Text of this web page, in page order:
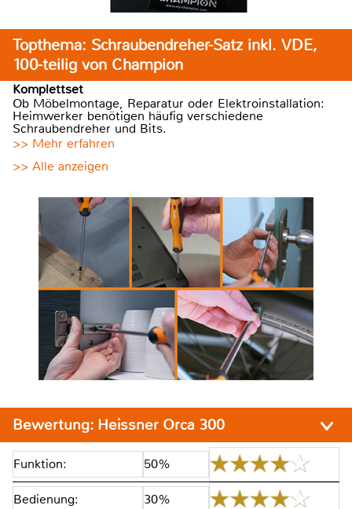
Topthema: Schraubendreher-Satz inkl. VDE,
100-teilig von Champion
Komplettset
Ob Möbelmontage, Reparatur oder Elektroinstallation:
Heimwerker benötigen häufig verschiedene
Schraubendreher und Bits.
>> Mehr erfahren
>> Alle anzeigen
Bewertung: Heissner Orca 300
Funktion: 50%
Bedienung: 30%